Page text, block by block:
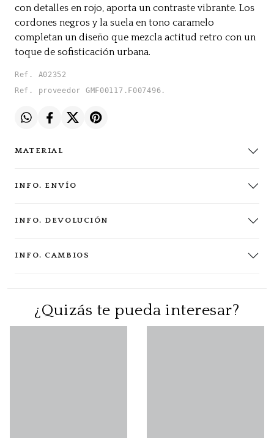
con detalles en rojo, aporta un contraste vibrante. Los
cordones negros y la suela en tono caramelo
completan un diseño que mezcla actitud retro con un
toque de sofisticación urbana.
Ref. A02352
Ref. proveedor GMF00117.F007496.
MATERIAL
INFO. ENVÍO
INFO. DEVOLUCIÓN
INFO. CAMBIOS
¿Quizás te pueda interesar?